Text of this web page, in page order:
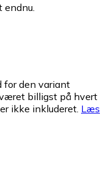
for den variant
været billigst på hvert
ikke inkluderet. Læs